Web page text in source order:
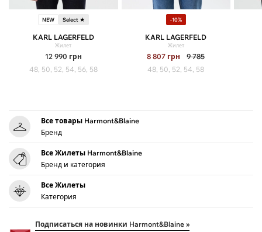
NEW Select ★
KARL LAGERFELD
Жилет
12 990 грн
48, 50, 52, 54, 56, 58
-10%
KARL LAGERFELD
Жилет
8 807 грн
9 785
48, 50, 52, 54, 58
Все товары Harmont&Blaine
Бренд
Все Жилеты Harmont&Blaine
Бренд и категория
Все Жилеты
Категория
Подписаться на новинки Harmont&Blaine »